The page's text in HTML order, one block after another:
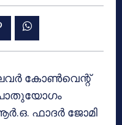
കോണ്‍വെന്റ്
ഫാദര്‍ ജോമി